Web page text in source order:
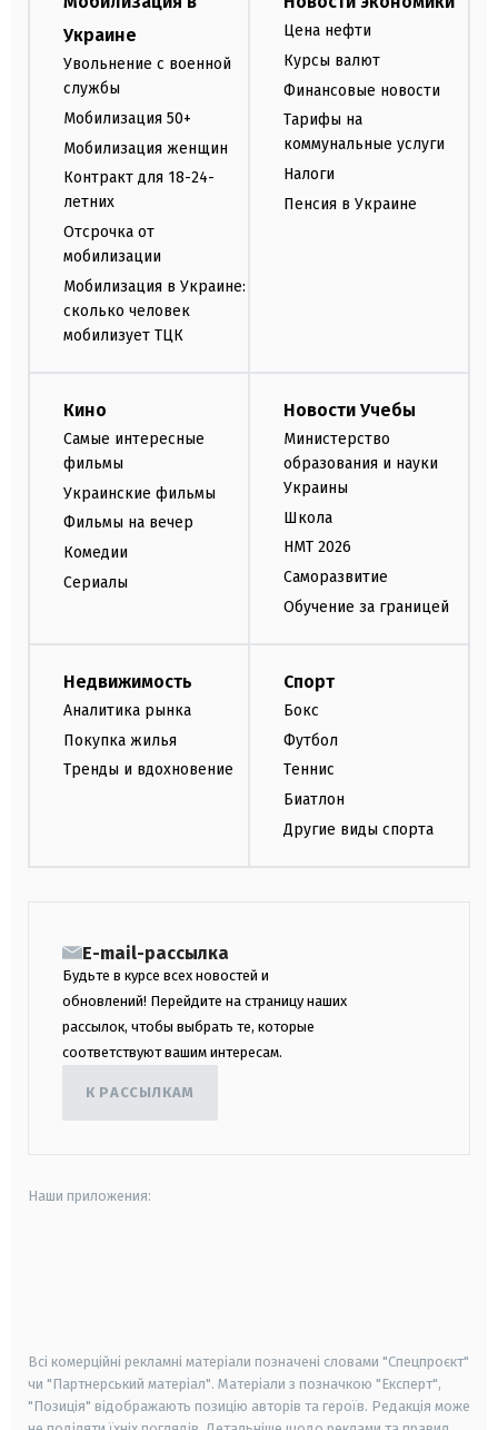
Украине
Увольнение с военной
службы
Мобилизация 50+
Мобилизация женщин
Контракт для 18-24-
летних
Отсрочка от
мобилизации
Мобилизация в Украине:
сколько человек
мобилизует ТЦК
Цена нефти
Курсы валют
Финансовые новости
Тарифы на
коммунальные услуги
Налоги
Пенсия в Украине
Кино
Самые интересные
фильмы
Украинские фильмы
Фильмы на вечер
Комедии
Сериалы
Новости Учебы
Министерство
образования и науки
Украины
Школа
НМТ 2026
Саморазвитие
Обучение за границей
Недвижимость
Аналитика рынка
Покупка жилья
Тренды и вдохновение
Спорт
Бокс
Футбол
Теннис
Биатлон
Другие виды спорта
E-mail-рассылка
Будьте в курсе всех новостей и
обновлений! Перейдите на страницу наших
рассылок, чтобы выбрать те, которые
соответствуют вашим интересам.
К РАССЫЛКАМ
Наши приложения:
Всі комерційні рекламні матеріали позначені словами "Спецпроєкт"
чи "Партнерський матеріал". Матеріали з позначкою "Експерт",
"Позиція" відображають позицію авторів та героїв. Редакція може